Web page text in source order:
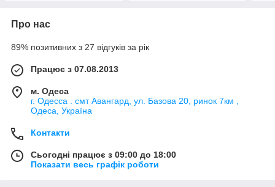
Про нас
89% позитивних з 27 відгуків за рік
Працює з 07.08.2013
м. Одеса
г. Одесса . смт Авангард, ул. Базова 20, ринок 7км ,
Одеса, Україна
Контакти
Сьогодні працює з 09:00 до 18:00
Показати весь графік роботи